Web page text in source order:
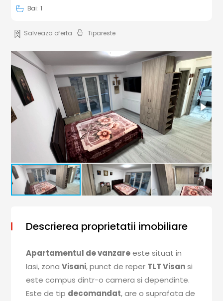
Bai: 1
Salveaza oferta Tipareste
Descrierea proprietatii imobiliare
Apartamentul de vanzareeste situat in
Iasi, zonaVisani, punct de reper TLT Visansi
este compus dintr-o camera si dependinte.
Este de tip decomandat, are o suprafata de